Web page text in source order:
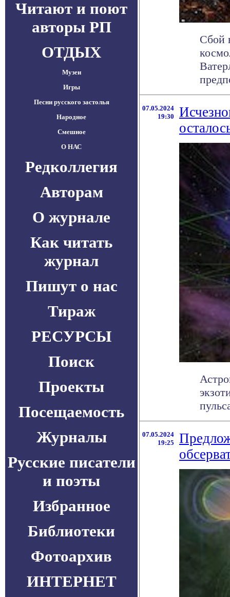
Читают и поют
авторы РП
ОТДЫХ
Музеи
Игры
Песни русского застолья
Народное
Смешное
О НАС
Редколлегия
Авторам
О журнале
Как читать
журнал
Пишут о нас
Тираж
РЕСУРСЫ
Поиск
Проекты
Посещаемость
Журналы
Русские писатели
и поэты
Избранное
Библиотеки
Фотоархив
ИНТЕРНЕТ
Сбой
07.05.2024
19:30
07.05.2024
19:25